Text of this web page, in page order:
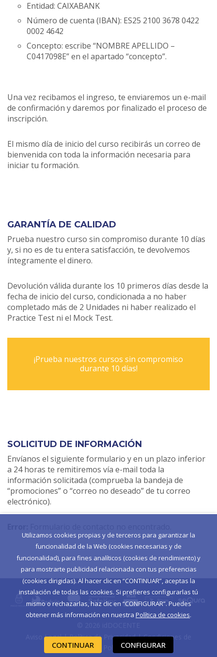
Entidad: CAIXABANK
Número de cuenta (IBAN): ES25 2100 3678 0422
0002 4642
Concepto: escribe “NOMBRE APELLIDO –
C0417098E” en el apartado “concepto”.
Una vez recibamos el ingreso, te enviaremos un e-mail
de confirmación y daremos por finalizado el proceso de
inscripción.
El mismo día de inicio del curso recibirás un correo de
bienvenida con toda la información necesaria para
iniciar tu formación.
GARANTÍA DE CALIDAD
Prueba nuestro curso sin compromiso durante 10 días
y, si no es de tu entera satisfacción, te devolvemos
íntegramente el dinero.
Devolución válida durante los 10 primeros días desde la
fecha de inicio del curso, condicionada a no haber
completado más de 2 Unidades ni haber realizado el
Practice Test ni el Mock Test.
¡Prueba nuestros cursos sin compromiso
durante 10 días!
SOLICITUD DE INFORMACIÓN
Envíanos el siguiente formulario y en un plazo inferior
a 24 horas te remitiremos vía e-mail toda la
información solicitada (comprueba la bandeja de
“promociones” o “correo no deseado” de tu correo
electrónico).
Aviso Legal|Política de Privacidad|Condiciones de
Contratación
Política de Cookies
Utilizamos cookies propias y de terceros para garantizar la
funcionalidad de la Web (cookies necesarias y de
funcionalidad), para fines analíticos (cookies de rendimiento) y
para mostrarte publicidad relacionada con tus preferencias
(cookies dirigidas). Al hacer clic en “CONTINUAR”, aceptas la
instalación de todas las cookies. Si prefieres configurarlas tú
mismo o rechazarlas, haz clic en “CONFIGURAR”. Puedes
obtener más información en nuestra Política de cookies.
CONTINUAR CONFIGURAR